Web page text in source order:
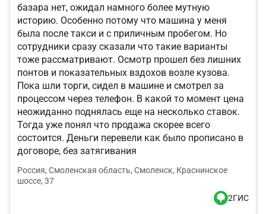
базара нет, ожидал намного более мутную
историю. Особенно потому что машина у меня
была после такси и с приличным пробегом. Но
сотрудники сразу сказали что такие варианты
тоже рассматривают. Осмотр прошел без лишних
понтов и показательных вздохов возле кузова.
Пока шли торги, сидел в машине и смотрел за
процессом через телефон. В какой то момент цена
неожиданно поднялась еще на несколько ставок.
Тогда уже понял что продажа скорее всего
состоится. Деньги перевели как было прописано в
договоре, без затягивания
Россия, Смоленская область, Смоленск, Краснинское
шоссе, 37
2ГИС